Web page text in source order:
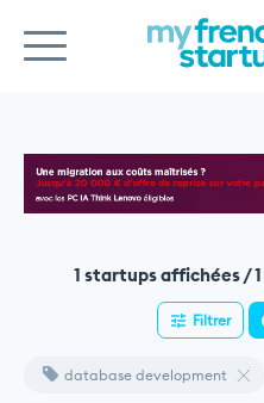
1 startups affichées /
Filtrer
database development